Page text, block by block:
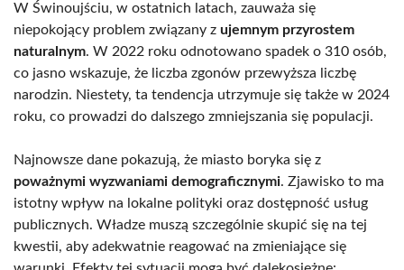
W Świnoujściu, w ostatnich latach, zauważa się
niepokojący problem związany z ujemnym przyrostem
naturalnym. W 2022 roku odnotowano spadek o 310 osób,
co jasno wskazuje, że liczba zgonów przewyższa liczbę
narodzin. Niestety, ta tendencja utrzymuje się także w 2024
roku, co prowadzi do dalszego zmniejszania się populacji.
Najnowsze dane pokazują, że miasto boryka się z
poważnymi wyzwaniami demograficznymi. Zjawisko to ma
istotny wpływ na lokalne polityki oraz dostępność usług
publicznych. Władze muszą szczególnie skupić się na tej
kwestii, aby adekwatnie reagować na zmieniające się